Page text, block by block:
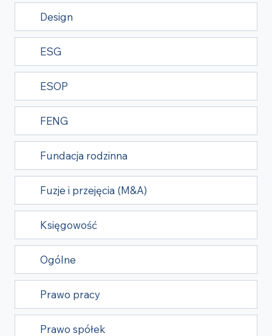
Design
ESG
ESOP
FENG
Fundacja rodzinna
Fuzje i przejęcia (M&A)
Księgowość
Ogólne
Prawo pracy
Prawo spółek